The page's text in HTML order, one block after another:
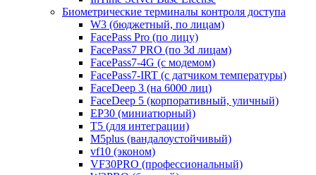
Биометрические терминалы контроля доступа
W3 (бюджетный, по лицам)
FacePass Pro (по лицу)
FacePass7 PRO (по 3d лицам)
FacePass7-4G (с модемом)
FacePass7-IRT (с датчиком температуры)
FaceDeep 3 (на 6000 лиц)
FaceDeep 5 (корпоративный, уличный)
EP30 (миниатюрный)
T5 (для интеграции)
M5plus (вандалоустойчивый)
vf10 (эконом)
VF30PRO (профессиональный)